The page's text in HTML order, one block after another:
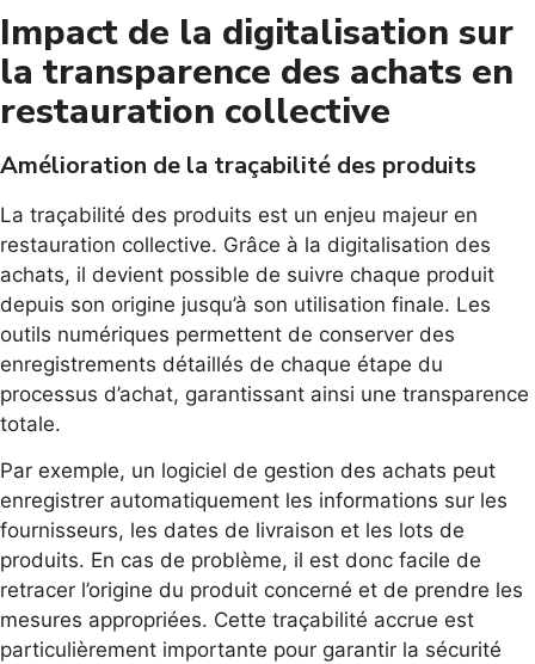
Impact de la digitalisation sur
la transparence des achats en
restauration collective
Amélioration de la traçabilité des produits
La traçabilité des produits est un enjeu majeur en
restauration collective. Grâce à la digitalisation des
achats, il devient possible de suivre chaque produit
depuis son origine jusqu’à son utilisation finale. Les
outils numériques permettent de conserver des
enregistrements détaillés de chaque étape du
processus d’achat, garantissant ainsi une transparence
totale.
Par exemple, un logiciel de gestion des achats peut
enregistrer automatiquement les informations sur les
fournisseurs, les dates de livraison et les lots de
produits. En cas de problème, il est donc facile de
retracer l’origine du produit concerné et de prendre les
mesures appropriées. Cette traçabilité accrue est
particulièrement importante pour garantir la sécurité